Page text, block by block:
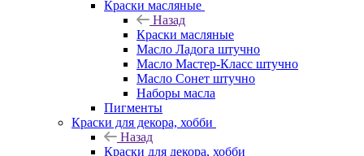
Краски масляные
Назад
Краски масляные
Масло Ладога штучно
Масло Мастер-Класс штучно
Масло Сонет штучно
Наборы масла
Пигменты
Краски для декора, хобби
Назад
Краски для декора, хобби